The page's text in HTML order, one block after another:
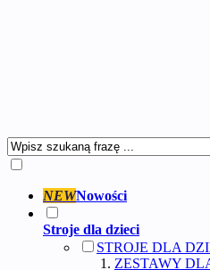
NEWNowości
Stroje dla dzieci
STROJE DLA
ZESTAWY